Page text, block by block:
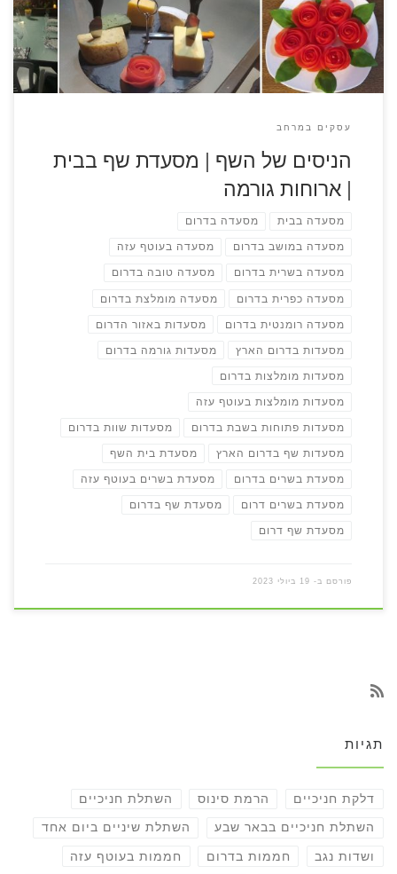
עשוי פרופיל מתכת וזכוכית, אטום וממוזג, נעים בימי […]
עסקים במרחב
הניסים של השף | מסעדת שף בבית
| ארוחות גורמה
מסעדה בבית מסעדה בדרום
מסעדה במושב בדרום מסעדה בעוטף עזה
מסעדה בשרית בדרום מסעדה טובה בדרום
מסעדה כפרית בדרום מסעדה מומלצת בדרום
מסעדה רומנטית בדרום מסעדות באזור הדרום
מסעדות בדרום הארץ מסעדות גורמה בדרום
מסעדות מומלצות בדרום
מסעדות מומלצות בעוטף עזה
מסעדות פתוחות בשבת בדרום מסעדות שוות בדרום
מסעדות שף בדרום הארץ מסעדת בית השף
מסעדת בשרים בדרום מסעדת בשרים בעוטף עזה
מסעדת בשרים דרום מסעדת שף בדרום
מסעדת שף דרום
פורסם ב- 19 ביולי 2023
תגיות
דלקת חניכיים הרמת סינוס השתלת חניכיים
השתלת חניכיים בבאר שבע השתלת שיניים ביום אחד
ושדות נגב חממות בדרום חממות בעוטף עזה